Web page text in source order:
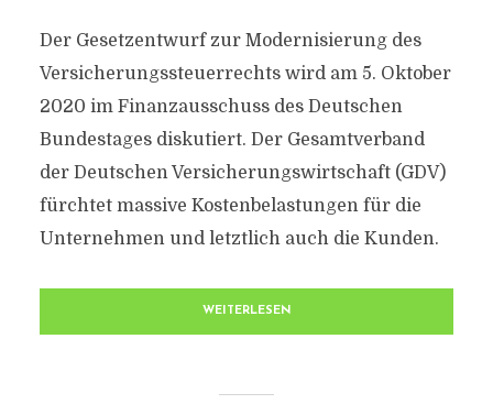
Der Gesetzentwurf zur Modernisierung des
Versicherungssteuerrechts wird am 5. Oktober
2020 im Finanzausschuss des Deutschen
Bundestages diskutiert. Der Gesamtverband
der Deutschen Versicherungswirtschaft (GDV)
fürchtet massive Kostenbelastungen für die
Unternehmen und letztlich auch die Kunden.
WEITERLESEN